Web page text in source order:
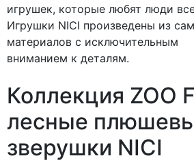
игрушек, которые любят люди
Игрушки NICI произведены из
материалов с исключительным
вниманием к деталям.
Коллекция ZOO
лесные
зверушки NICI